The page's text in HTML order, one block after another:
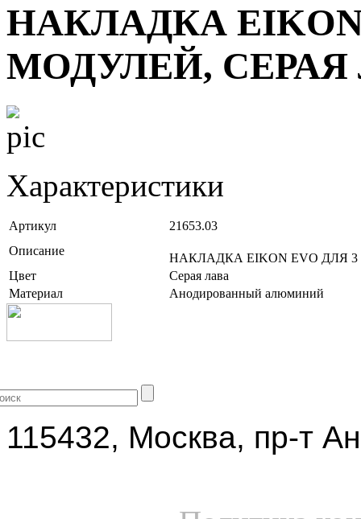
НАКЛАДКА
МОДУЛЕЙ, СЕРАЯ
Характеристики
Артикул
21653.03
Описание
НАКЛАДКА EIKON EVO ДЛЯ
Цвет
Серая лава
Материал
Анодированный алюминий
115432, Москва, пр-т